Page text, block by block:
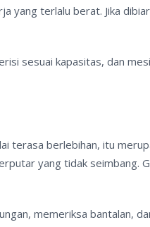
yang terlalu berat. Jika
sesuai kapasitas, dan
terasa berlebihan, itu
yang tidak seimbang.
memeriksa bantalan,